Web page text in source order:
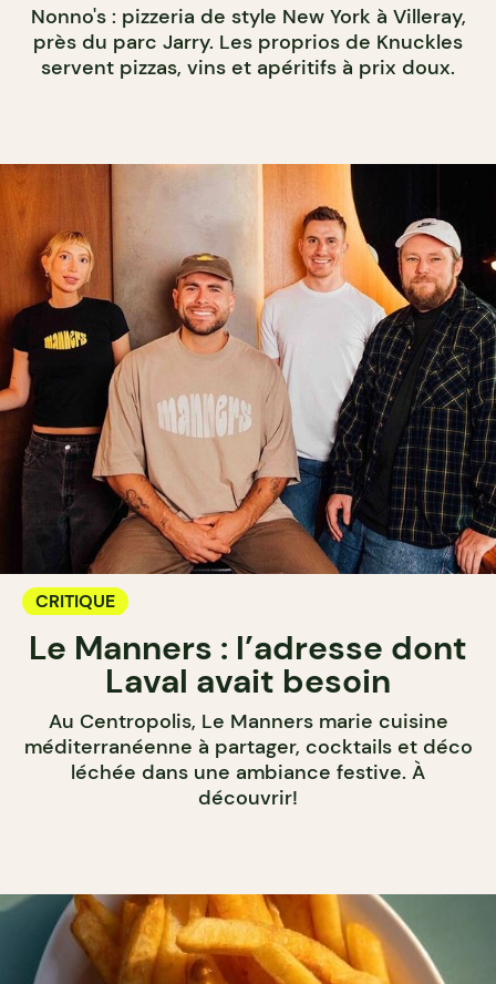
Nonno's : pizzeria de style New York à Villeray,
près du parc Jarry. Les proprios de Knuckles
servent pizzas, vins et apéritifs à prix doux.
CRITIQUE
Le Manners : l’adresse dont
Laval avait besoin
Au Centropolis, Le Manners marie cuisine
méditerranéenne à partager, cocktails et déco
léchée dans une ambiance festive. À
découvrir!